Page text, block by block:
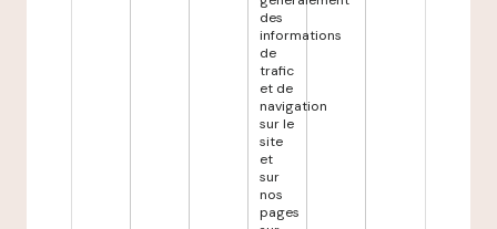
des
informations
de
trafic
et de
navigation
sur le
site
et
sur
nos
pages